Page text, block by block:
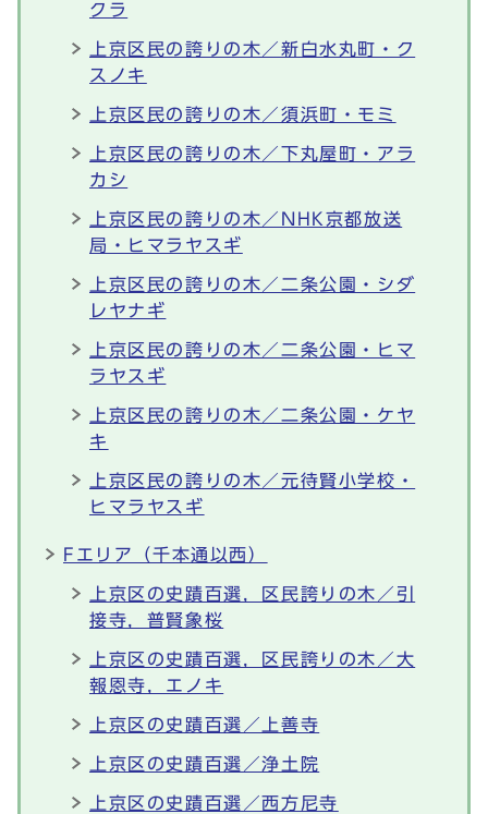
クラ
上京区民の誇りの木／新白水丸町・ク
スノキ
上京区民の誇りの木／須浜町・モミ
上京区民の誇りの木／下丸屋町・アラ
カシ
上京区民の誇りの木／NHK京都放送
局・ヒマラヤスギ
上京区民の誇りの木／二条公園・シダ
レヤナギ
上京区民の誇りの木／二条公園・ヒマ
ラヤスギ
上京区民の誇りの木／二条公園・ケヤ
キ
上京区民の誇りの木／元待賢小学校・
ヒマラヤスギ
Fエリア（千本通以西）
上京区の史蹟百選，区民誇りの木／引
接寺，普賢象桜
上京区の史蹟百選，区民誇りの木／大
報恩寺，エノキ
上京区の史蹟百選／上善寺
上京区の史蹟百選／浄土院
上京区の史蹟百選／西方尼寺